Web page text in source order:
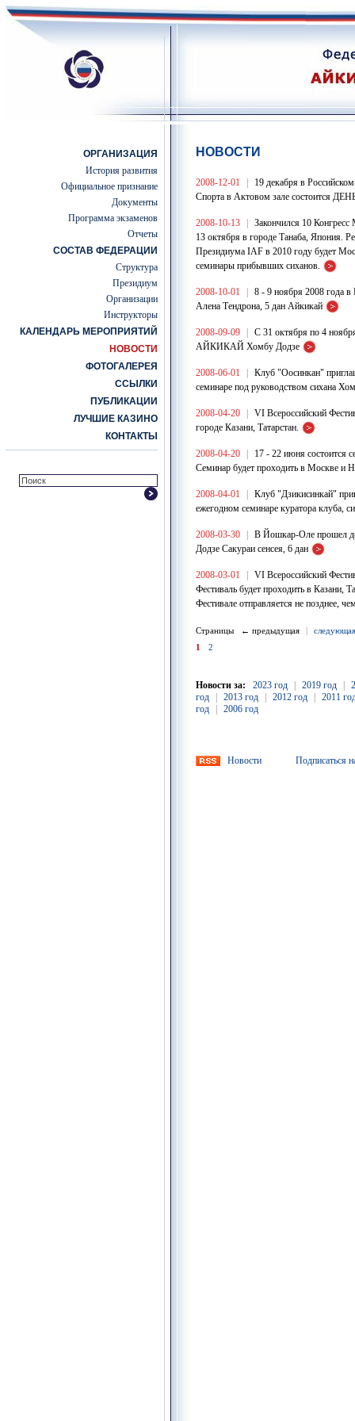
ОРГАНИЗАЦИЯ
История развития
Официальное признание
Документы
Программа экзаменов
Отчеты
СОСТАВ ФЕДЕРАЦИИ
Структура
Президиум
Организации
Инструкторы
КАЛЕНДАРЬ МЕРОПРИЯТИЙ
НОВОСТИ
ФОТОГАЛЕРЕЯ
ССЫЛКИ
ПУБЛИКАЦИИ
ЛУЧШИЕ КАЗИНО
КОНТАКТЫ
НОВОСТИ
2008-12-01
19 декабря в
Спорта в Актовом зале состоится
2008-10-13
Закончился 10
13 октября в городе Танаба, Япония.
Президиума IAF в 2010 году будет
семинары прибывших сиханов.
2008-10-01
8 - 9 ноября 2008 года
Алена Тендрона, 5 дан Айкикай
2008-09-09
C 31 октября по 4
АЙКИКАЙ Хомбу Додзе
2008-06-01
Клуб "Оосинкан"
семинаре под руководством сихана
2008-04-20
VI Всероссийский
городе Казани, Татарстан.
2008-04-20
17 - 22 июня состоится
Семинар будет проходить в Москве и
2008-04-01
Клуб "Дзикисинкай"
ежегодном семинаре куратора
2008-03-30
В Йошкар-Оле прошел
Додзе Сакураи сенсея, 6 дан
2008-03-01
VI Всероссийский
Фестиваль будет проходить в Казани,
Фестивале отправляется не позднее,
Страницы ← предыдущая |
1
2
Новости за: 2023 год 2019 год
год
2013 год 2012 год
2011
год
2006 год
Новости Подписаться